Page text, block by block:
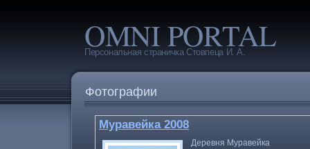
OMNI PORTAL
Персональная страничка Стовпеца И. А.
Фотографии
Муравейка 2008
Деревня Муравейка